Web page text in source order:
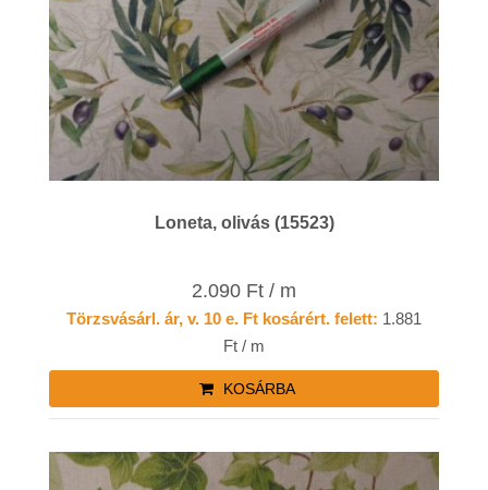
Loneta, olivás (15523)
2.090 Ft / m
Törzsvásárl. ár, v. 10 e. Ft kosárért. felett: 1.881
Ft / m
KOSÁRBA